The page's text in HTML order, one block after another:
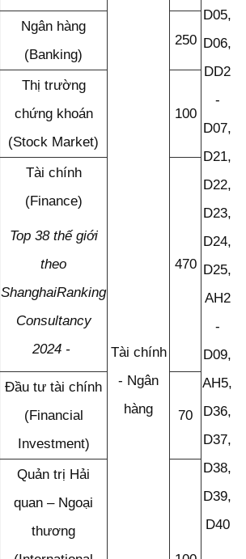
D05,
D06,
DD2
-
D07,
D21,
D22,
D23,
D24,
D25,
AH2
-
D09,
AH5,
D36,
D37,
D38,
D39,
D40
Tài chính
- Ngân
hàng
Ngân hàng
(Banking)
250
Thị trường
chứng khoán
(Stock Market)
100
Tài chính
(Finance)
Top 38 thế giới
theo
ShanghaiRanking
Consultancy
2024 -
470
Đầu tư tài chính
(Financial
Investment)
70
Quản trị Hải
quan – Ngoại
thương